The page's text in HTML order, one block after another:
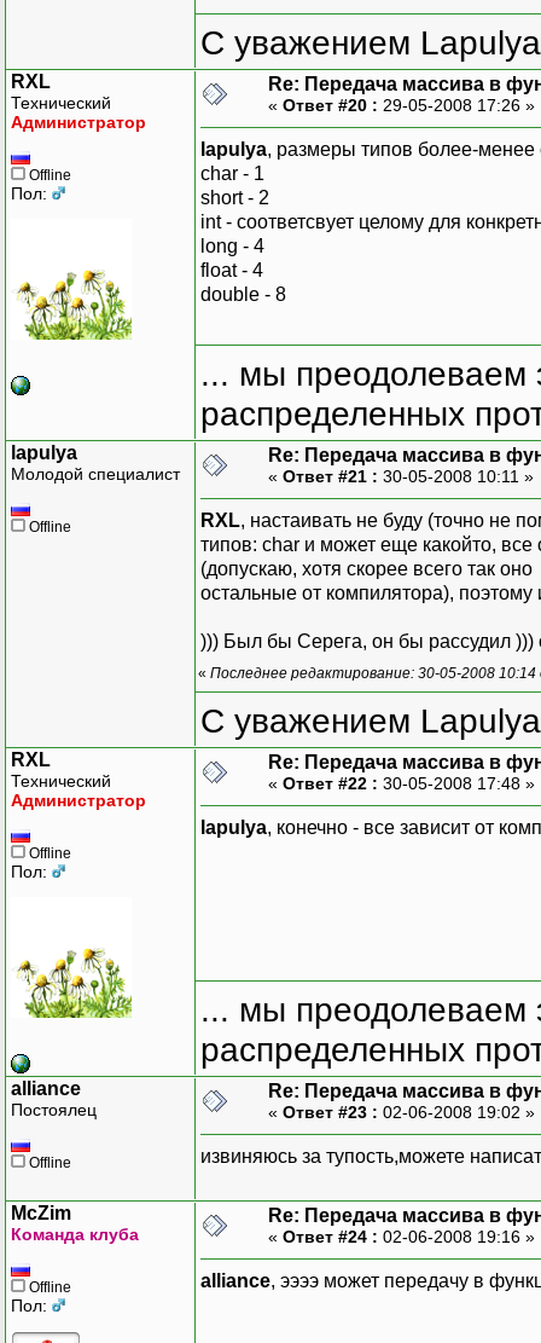
С уважением Lapulya
RXL
Технический
Администратор
Offline
Пол:
Re: Передача массива в
« Ответ #20 : 29-05-2008 17:26 »
lapulya, размеры типов более-менее
char - 1
short - 2
int - соответсвует целому для
long - 4
float - 4
double - 8
... мы преодолеваем
распределенных
lapulya
Молодой специалист
Offline
Re: Передача массива в
« Ответ #21 : 30-05-2008 10:11 »
RXL, настаивать не буду (точно не
типов: char и может еще какойто,
(допускаю, хотя скорее всего так
остальные от компилятора), поэтому
))) Был бы Серега, он бы рассудил )))
« Последнее редактирование: 30-05-2008
С уважением Lapulya
RXL
Технический
Администратор
Offline
Пол:
Re: Передача массива в
« Ответ #22 : 30-05-2008 17:48 »
lapulya, конечно - все зависит от
... мы преодолеваем
распределенных
alliance
Постоялец
Offline
Re: Передача массива в
« Ответ #23 : 02-06-2008 19:02 »
извиняюсь за тупость,можете
McZim
Команда клуба
Offline
Пол:
Re: Передача массива в
« Ответ #24 : 02-06-2008 19:16 »
alliance, ээээ может передачу в